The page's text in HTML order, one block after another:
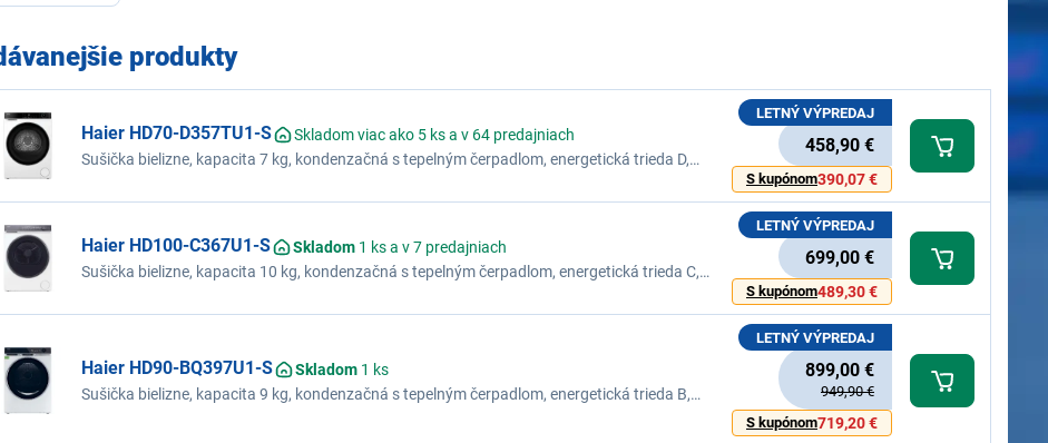
produkty
Haier HD70-D357TU1-S
Skladom viac ako 5 ks a v 64 predajniach
Sušička bielizne, kapacita 7 kg, kondenzačná s tepelným čerpadlom, energetická trieda D,
LETNÝ VÝPREDAJ
458,90 €
S kupónom390,07 €
Haier HD100-C367U1-S Skladom 1 ks a v 7 predajniach
Sušička bielizne, kapacita 10 kg, kondenzačná s tepelným čerpadlom, energetická trieda C,
LETNÝ VÝPREDAJ
699,00 €
S kupónom489,30 €
Haier HD90-BQ397U1-S Skladom 1 ks
Sušička bielizne, kapacita 9 kg, kondenzačná s tepelným čerpadlom, energetická trieda B,
LETNÝ VÝPREDAJ
899,00 €
949,90 €
S kupónom719,20 €